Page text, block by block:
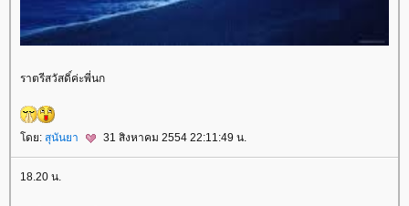
ราตรีสวัสดิ์ค่ะพี่นก
ดย: สุนันยา 31 สิงหาคม 2554 22:11:49 น.
18.20 น.